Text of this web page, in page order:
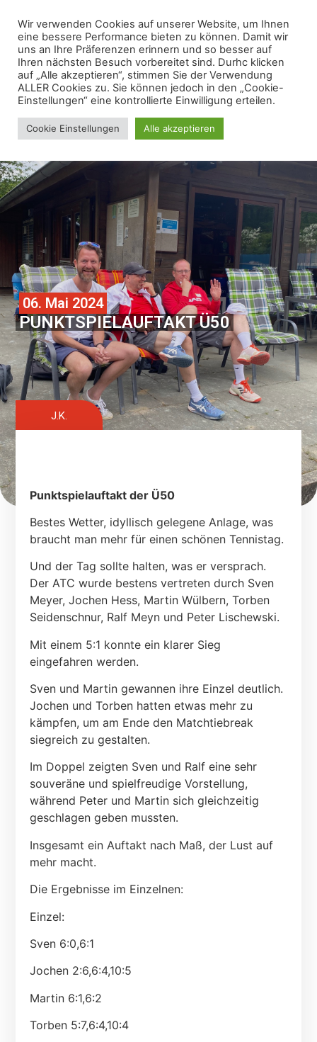
06. Mai 2024
PUNKTSPIELAUFTAKT Ü50
J.K.
Punktspielauftakt der Ü50
Bestes Wetter, idyllisch gelegene Anlage, was
braucht man mehr für einen schönen Tennistag.
Und der Tag sollte halten, was er versprach.
Der ATC wurde bestens vertreten durch Sven
Meyer, Jochen Hess, Martin Wülbern, Torben
Seidenschnur, Ralf Meyn und Peter Lischewski.
Mit einem 5:1 konnte ein klarer Sieg
eingefahren werden.
Sven und Martin gewannen ihre Einzel deutlich.
Jochen und Torben hatten etwas mehr zu
kämpfen, um am Ende den Matchtiebreak
siegreich zu gestalten.
Im Doppel zeigten Sven und Ralf eine sehr
souveräne und spielfreudige Vorstellung,
während Peter und Martin sich gleichzeitig
geschlagen geben mussten.
Insgesamt ein Auftakt nach Maß, der Lust auf
mehr macht.
Die Ergebnisse im Einzelnen:
Einzel:
Sven 6:0,6:1
Jochen 2:6,6:4,10:5
Martin 6:1,6:2
Torben 5:7,6:4,10:4
Wir verwenden Cookies auf unserer Website, um Ihnen
eine bessere Performance bieten zu können. Damit wir
uns an Ihre Präferenzen erinnern und so besser auf
Ihren nächsten Besuch vorbereitet sind. Durhc klicken
auf „Alle akzeptieren“, stimmen Sie der Verwendung
ALLER Cookies zu. Sie können jedoch in den „Cookie-
Einstellungen“ eine kontrollierte Einwilligung erteilen.
Cookie Einstellungen Alle akzeptieren